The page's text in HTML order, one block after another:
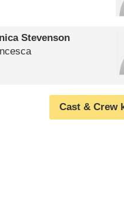
Stevenson
Cast & Crew